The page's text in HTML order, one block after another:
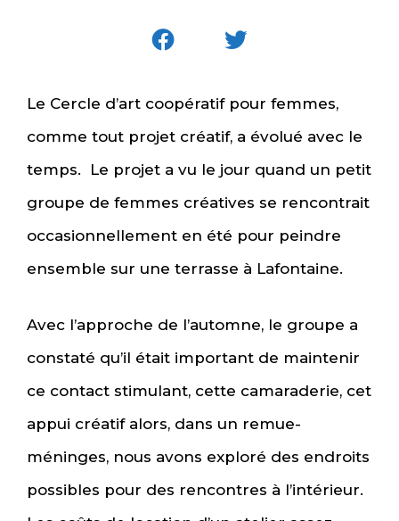
Le Cercle d’art coopératif pour femmes,
comme tout projet créatif, a évolué avec le
temps. Le projet a vu le jour quand un petit
groupe de femmes créatives se rencontrait
occasionnellement en été pour peindre
ensemble sur une terrasse à Lafontaine.
Avec l’approche de l’automne, le groupe a
constaté qu’il était important de maintenir
ce contact stimulant, cette camaraderie, cet
appui créatif alors, dans un remue-
méninges, nous avons exploré des endroits
possibles pour des rencontres à l’intérieur.